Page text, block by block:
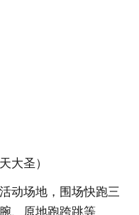
大圣）
动场地，围场快跑三
、原地跑跨跳等